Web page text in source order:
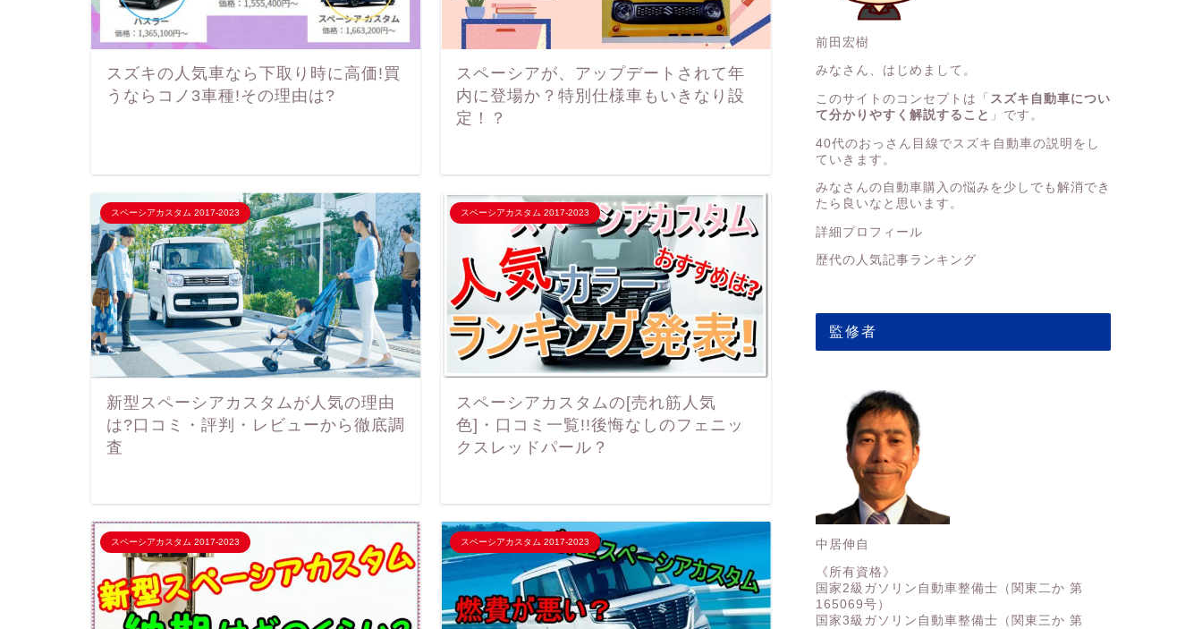
スズキの人気車なら下取り時に高価!買
うならコノ3車種!その理由は?
スペーシアが、アップデートされて年
内に登場か？特別仕様車もいきなり設
定！？
スペーシアカスタム 2017-2023
新型スペーシアカスタムが人気の理由
は?口コミ・評判・レビューから徹底調
査
スペーシアカスタム 2017-2023
スペーシアカスタムの[売れ筋人気
色]・口コミ一覧!!後悔なしのフェニッ
クスレッドパール？
スペーシアカスタム 2017-2023 スペーシアカスタム 2017-2023
前田宏樹
みなさん、はじめまして。
このサイトのコンセプトは「 スズキ自動車につい
て分かりやすく解説すること 」です。
40代のおっさん目線でスズキ自動車の説明をし
ていきます。
みなさんの 自動車購入の悩みを少しでも解消でき
たら良いなと思います。
詳細プロフィール
歴代の人気記事ランキング
監修者
中居伸自
《所有資格》
国家2級ガソリン自動車整備士（関東二か 第
165069号）
国家3級ガソリン自動車整備士（関東三か 第